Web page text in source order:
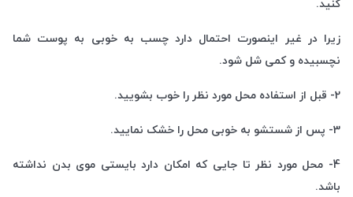
زیرا در غیر اینصورت احتمال دارد چسب به خوبی به پوست شما
نچسبیده و کمی شل شود.
2- قبل از استفاده محل مورد نظر را خوب بشویید.
3- پس از شستشو به خوبی محل را خشک نمایید.
4- محل مورد نظر تا جایی که امکان دارد بایستی موی بدن نداشته
باشد.